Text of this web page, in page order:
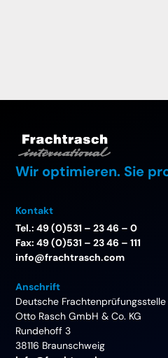
Wir optimieren. Sie
Kontakt
Tel.: 49 (0)531 – 23 46 – 0
Fax: 49 (0)531 – 23 46 – 111
info@frachtrasch.com
Anschrift
Deutsche Frachtenprüfungsstelle
Otto Rasch GmbH & Co. KG
Rundehoff 3
38116 Braunschweig